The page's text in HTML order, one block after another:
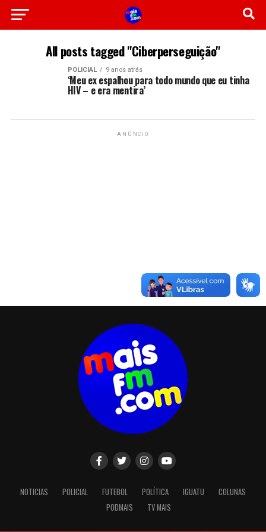
All posts tagged "Ciberperseguição"
POLICIAL 9 anos atrás
‘Meu ex espalhou para todo mundo que eu tinha
HIV – e era mentira’
ANÚNCIO
NOTICIAS POLICIAL FUTEBOL POLÍTICA IGUATU
COLUNAS
PODMAIS
TV MAIS